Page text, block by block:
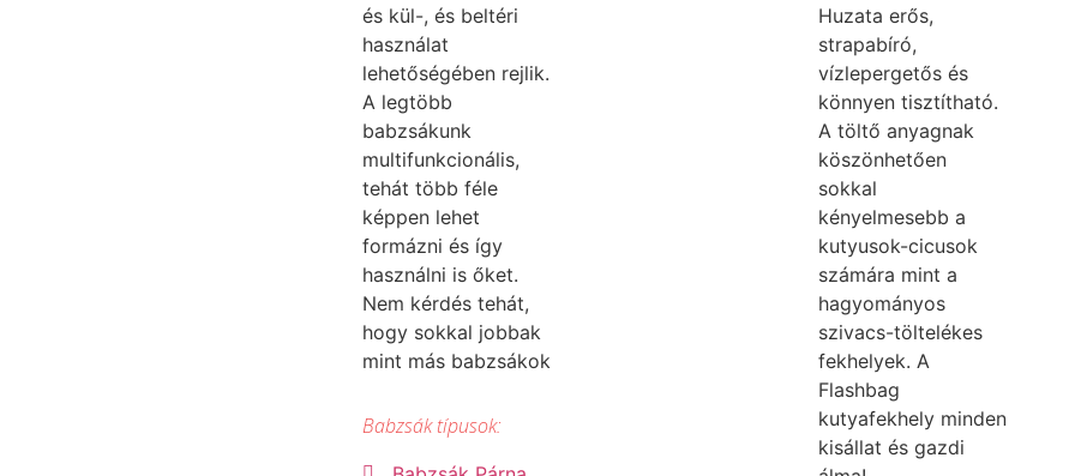
és kül-, és beltéri
használat
lehetőségében rejlik.
A legtöbb
babzsákunk
multifunkcionális,
tehát több féle
képpen lehet
formázni és így
használni is őket.
Nem kérdés tehát,
hogy sokkal jobbak
mint más babzsákok
Babzsák típusok:
Huzata erős,
strapabíró,
vízlepergetős és
könnyen tisztítható.
A töltő anyagnak
köszönhetően
sokkal
kényelmesebb a
kutyusok-cicusok
számára mint a
hagyományos
szivacs-töltelékes
fekhelyek. A
Flashbag
kutyafekhely minden
kisállat és gazdi